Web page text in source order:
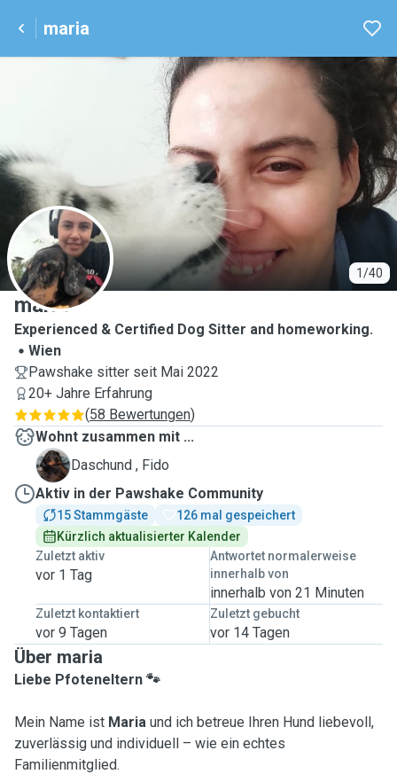
maria
1/40
M
maria
Experienced & Certified Dog Sitter and homeworking.
Wien
Pawshake sitter seit Mai 2022
20+ Jahre Erfahrung
(58 Bewertungen)
Wohnt zusammen mit ...
F
Daschund , Fido
Aktiv in der Pawshake Community
15 Stammgäste
126 mal gespeichert
Kürzlich aktualisierter Kalender
Zuletzt aktiv
vor 1 Tag
Antwortet normalerweise
innerhalb von
innerhalb von 21 Minuten
Zuletzt kontaktiert
vor 9 Tagen
Zuletzt gebucht
vor 14 Tagen
Über maria
Liebe Pfoteneltern 🐾
Mein Name ist Maria und ich betreue Ihren Hund liebevoll,
zuverlässig und individuell – wie ein echtes
Familienmitglied.